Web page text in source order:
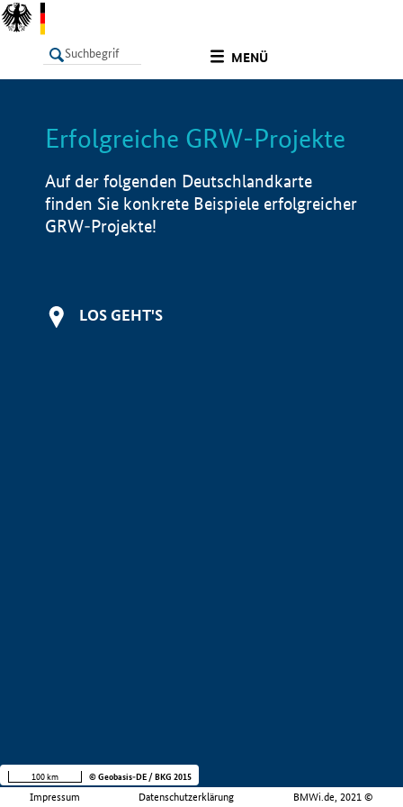
MENÜ
LISTE Info
Erfolgreiche GRW-Projekte
Auf der folgenden Deutschlandkarte
finden Sie konkrete Beispiele erfolgreicher
GRW-Projekte!
LOS GEHT'S
Impressum Datenschutzerklärung BMWi.de, 2021 ©
100 km © Geobasis-DE / BKG 2015